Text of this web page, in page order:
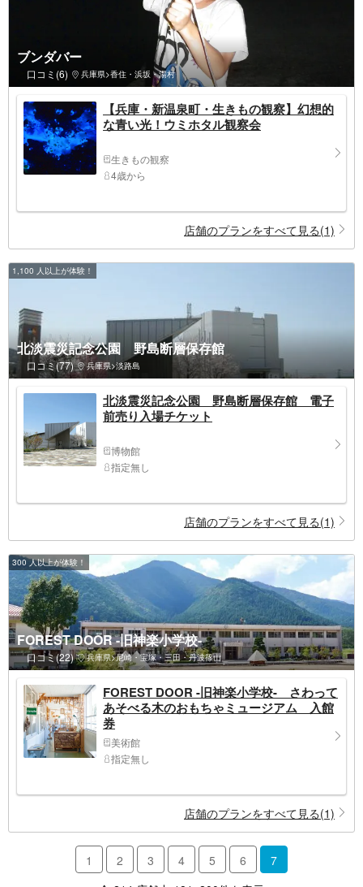
ブンダバー
口コミ(6) 兵庫県>香住・浜坂・湯村
【兵庫・新温泉町・生きもの観察】幻想的
な青い光！ウミホタル観察会
生きもの観察
4歳から
店舗のプランをすべて見る(1)
1,100 人以上が体験！
北淡震災記念公園 野島断層保存館
口コミ(77) 兵庫県>淡路島
北淡震災記念公園 野島断層保存館 電子
前売り入場チケット
博物館
指定無し
店舗のプランをすべて見る(1)
300 人以上が体験！
FOREST DOOR -旧神楽小学校-
口コミ(22) 兵庫県>尼崎・宝塚・三田・丹波篠山
FOREST DOOR -旧神楽小学校- さわって
あそべる木のおもちゃミュージアム 入館
券
美術館
指定無し
店舗のプランをすべて見る(1)
1 2 3 4 5 6
7